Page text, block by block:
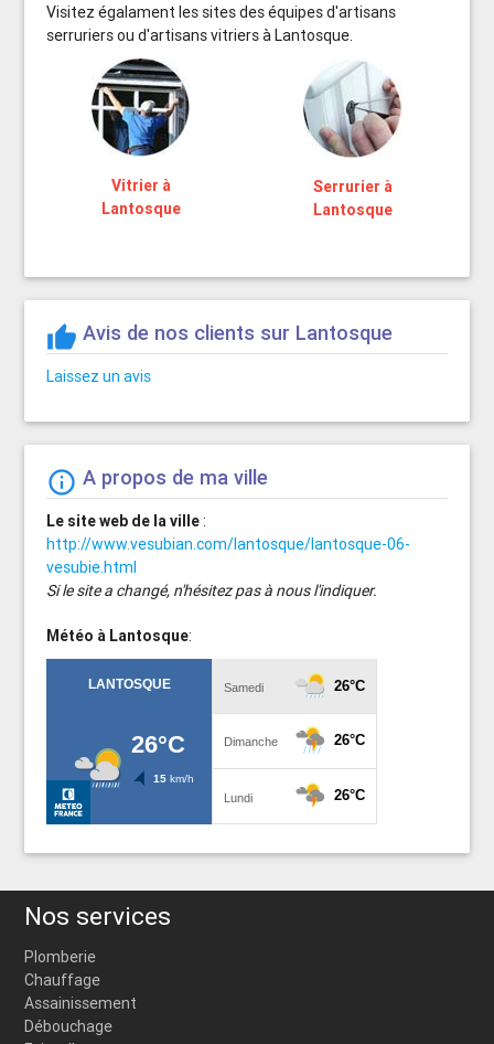
Visitez égalament les sites des équipes d'artisans
serruriers ou d'artisans vitriers à Lantosque.
Vitrier à
Lantosque
Serrurier à
Lantosque
thumb_up Avis de nos clients sur Lantosque
Laissez un avis
info_outline A propos de ma ville
Le site web de la ville:
http://www.vesubian.com/lantosque/lantosque-06-
vesubie.html
Si le site a changé, n'hésitez pas à nous l'indiquer.
Météo à Lantosque:
Nos services
Plomberie
Chauffage
Assainissement
Débouchage